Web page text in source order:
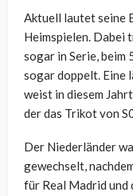
Aktuell lautet seine
Heimspielen. Dabei
sogar in Serie, beim
sogar doppelt. Eine
weist in diesem
der das Trikot von
Der Niederländer
gewechselt,
für Real Madrid und